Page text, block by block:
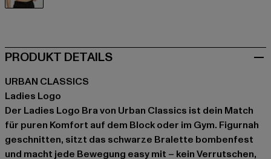
PRODUKT DETAILS
URBAN CLASSICS
Ladies Logo
Der Ladies Logo Bra von Urban Classics ist dein Match
für puren Komfort auf dem Block oder im Gym. Figurnah
geschnitten, sitzt das schwarze Bralette bombenfest
und macht jede Bewegung easy mit – kein Verrutschen,